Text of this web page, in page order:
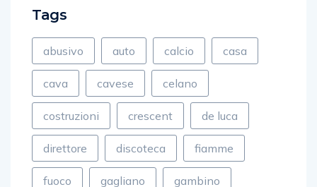
abusivo auto calcio casa
cava cavese celano
costruzioni crescent de luca
direttore discoteca fiamme
fuoco gagliano gambino